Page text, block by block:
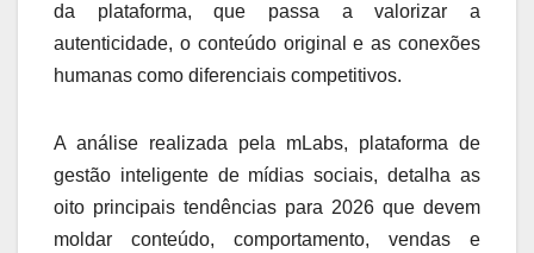
da plataforma, que passa a valorizar a
autenticidade, o conteúdo original e as conexões
humanas como diferenciais competitivos.
A análise realizada pela mLabs, plataforma de
gestão inteligente de mídias sociais, detalha as
oito principais tendências para 2026 que devem
moldar conteúdo, comportamento, vendas e